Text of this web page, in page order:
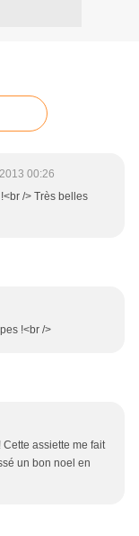
00:26
/> Très belles
!<br />
assiette me fait
un bon noel en